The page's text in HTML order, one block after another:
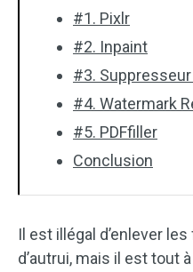
#1. Pixlr
#2. Inpaint
#3.
#4. Watermark
#5. PDFfiller
Conclusion
Il est illégal d’enlever
d’autrui, mais il est tout